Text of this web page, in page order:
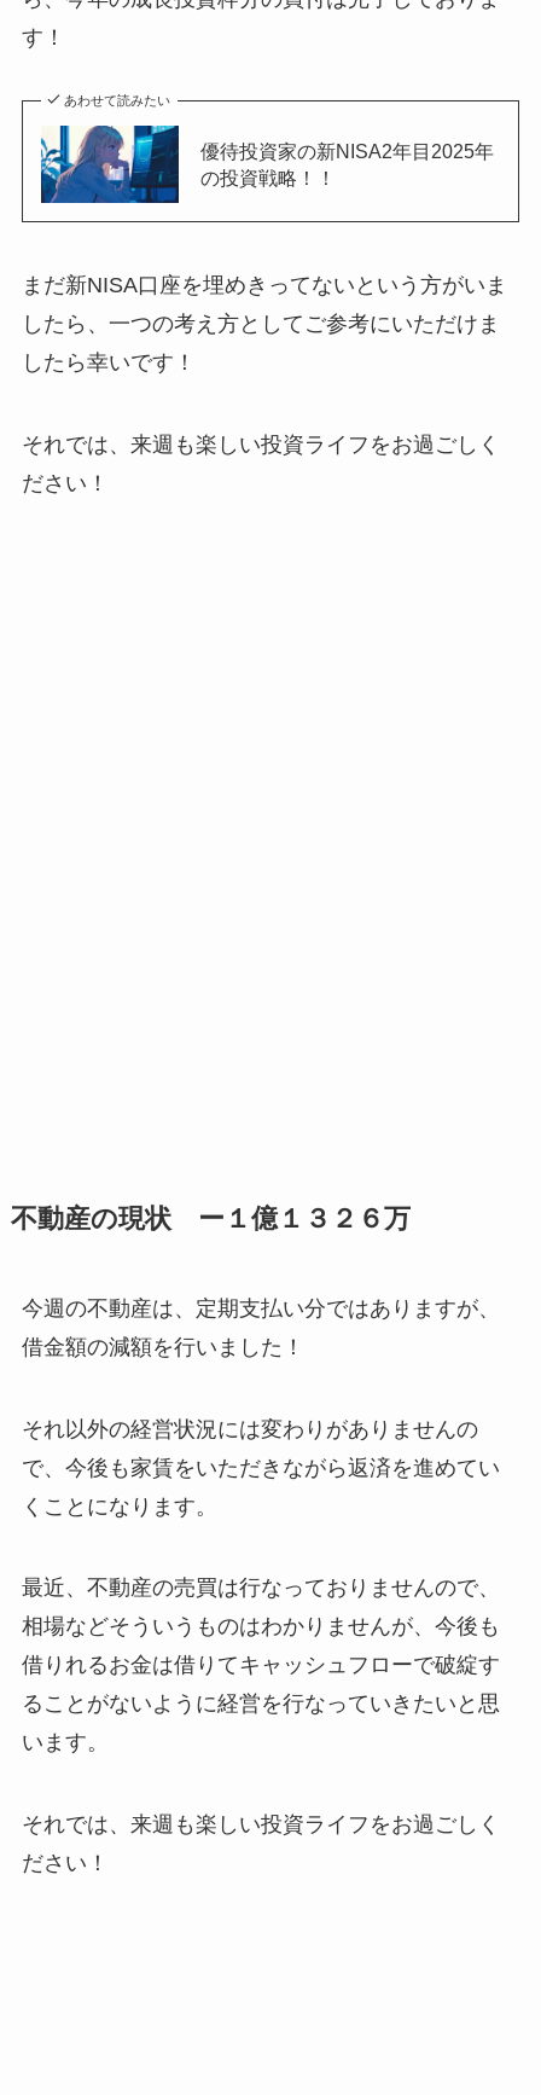
す！
あわせて読みたい
優待投資家の新NISA2年目2025年
の投資戦略！！
まだ新NISA口座を埋めきってないという方がいま
したら、一つの考え方としてご参考にいただけま
したら幸いです！
それでは、来週も楽しい投資ライフをお過ごしく
ださい！
不動産の現状 ー１億１３２６万
今週の不動産は、定期支払い分ではありますが、
借金額の減額を行いました！
それ以外の経営状況には変わりがありませんの
で、今後も家賃をいただきながら返済を進めてい
くことになります。
最近、不動産の売買は行なっておりませんので、
相場などそういうものはわかりませんが、今後も
借りれるお金は借りてキャッシュフローで破綻す
ることがないように経営を行なっていきたいと思
います。
それでは、来週も楽しい投資ライフをお過ごしく
ださい！